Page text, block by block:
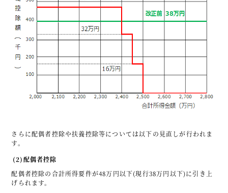
さらに配偶者控除や扶養控除等については以下の見直しが行われま
す。
(2)配偶者控除
配偶者控除の合計所得要件が48万円以下(現行38万円以下)に引き上
げられます。